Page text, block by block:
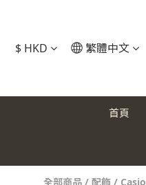
$ HKD 繁體中文
首頁
全部商品 / 配飾 /